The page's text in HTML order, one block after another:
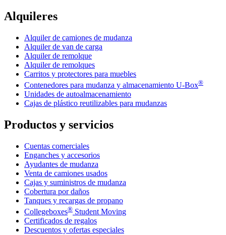
Alquileres
Alquiler de camiones de mudanza
Alquiler de van de carga
Alquiler de remolque
Alquiler de remolques
Carritos y protectores para muebles
Contenedores para mudanza y almacenamiento U-Box®
Unidades de autoalmacenamiento
Cajas de plástico reutilizables para mudanzas
Productos y servicios
Cuentas comerciales
Enganches y accesorios
Ayudantes de mudanza
Venta de camiones usados
Cajas y suministros de mudanza
Cobertura por daños
Tanques y recargas de propano
Collegeboxes® Student Moving
Certificados de regalos
Descuentos y ofertas especiales